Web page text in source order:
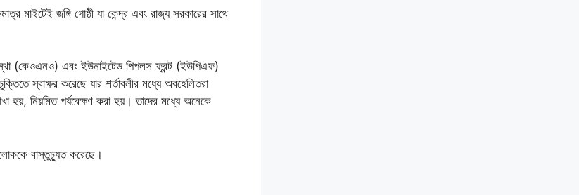
জঙ্গি গোষ্ঠী যা কেন্দ্র এবং রাজ্য সরকারের সাথে
(কেওএনও) এবং ইউনাইটেড পিপলস ফ্রন্ট (ইউপিএফ)
স্বাক্ষর করেছে যার শর্তাবলীর মধ্যে অবহেলিতরা
হয়, নিয়মিত পর্যবেক্ষণ করা হয়। তাদের মধ্যে অনেকে
বাস্তুচ্যুত করেছে।